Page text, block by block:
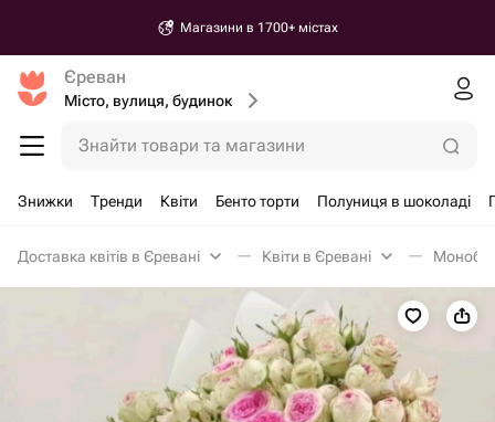
Магазини в 1700+ містах
Єреван
Місто, вулиця, будинок
Знайти товари та магазини
Знижки Тренди Квіти Бенто торти Полуниця в шоколаді
Доставка квітів в Єревані Квіти в Єревані